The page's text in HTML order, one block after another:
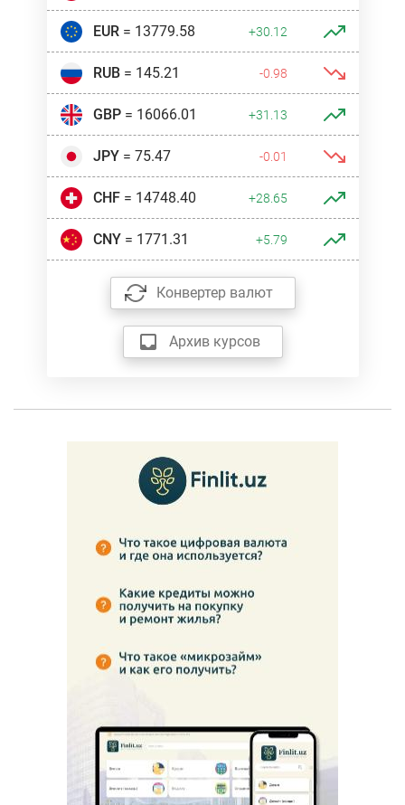
EUR= 13779.58 +30.12
RUB= 145.21 -0.98
GBP= 16066.01 +31.13
JPY= 75.47 -0.01
CHF= 14748.40 +28.65
CNY= 1771.31 +5.79
Конвертер валют
Архив курсов